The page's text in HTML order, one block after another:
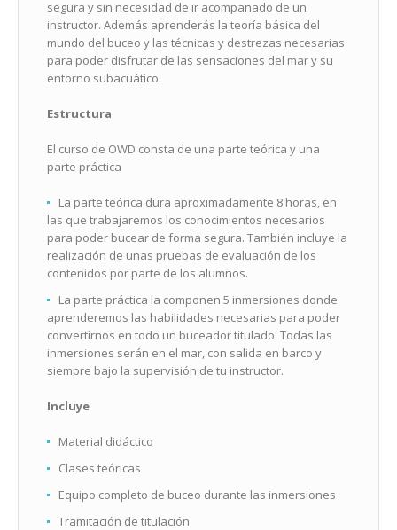
segura y sin necesidad de ir acompañado de un
instructor. Además aprenderás la teoría básica del
mundo del buceo y las técnicas y destrezas necesarias
para poder disfrutar de las sensaciones del mar y su
entorno subacuático.
Estructura
El curso de OWD consta de una parte teórica y una
parte práctica
La parte teórica dura aproximadamente 8 horas, en
las que trabajaremos los conocimientos necesarios
para poder bucear de forma segura. También incluye la
realización de unas pruebas de evaluación de los
contenidos por parte de los alumnos.
La parte práctica la componen 5 inmersiones donde
aprenderemos las habilidades necesarias para poder
convertirnos en todo un buceador titulado. Todas las
inmersiones serán en el mar, con salida en barco y
siempre bajo la supervisión de tu instructor.
Incluye
Material didáctico
Clases teóricas
Equipo completo de buceo durante las inmersiones
Tramitación de titulación